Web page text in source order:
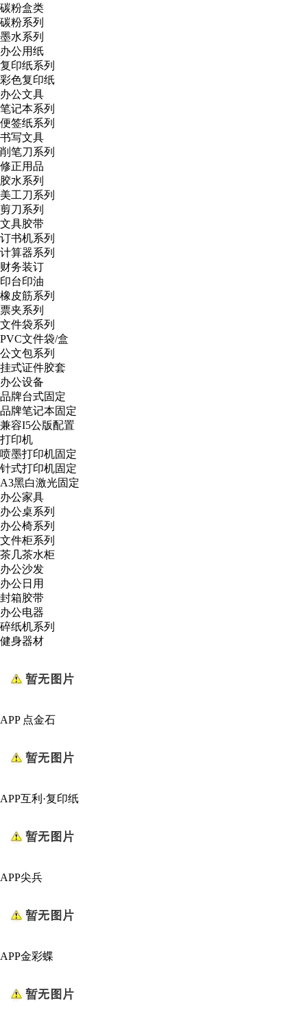
碳粉盒类
碳粉系列
墨水系列
办公用纸
复印纸系列
彩色复印纸
办公文具
笔记本系列
便签纸系列
书写文具
削笔刀系列
修正用品
胶水系列
美工刀系列
剪刀系列
文具胶带
订书机系列
计算器系列
财务装订
印台印油
橡皮筋系列
票夹系列
文件袋系列
PVC文件袋/盒
公文包系列
挂式证件胶套
办公设备
品牌台式固定
品牌笔记本固定
兼容I5公版配置
打印机
喷墨打印机固定
针式打印机固定
A3黑白激光固定
办公家具
办公桌系列
办公椅系列
文件柜系列
茶几茶水柜
办公沙发
办公日用
封箱胶带
办公电器
碎纸机系列
健身器材
APP 点金石
APP互利·复印纸
APP尖兵
APP金彩蝶